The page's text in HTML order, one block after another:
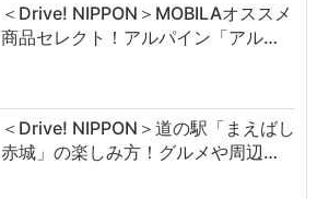
＜Drive! NIPPON＞MOBILAオススメ
商品セレクト！アルパイン「アル…
＜Drive! NIPPON＞道の駅「まえばし
赤城」の楽しみ方！グルメや周辺…